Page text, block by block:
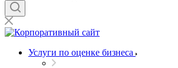
Услуги по оценке бизнеса